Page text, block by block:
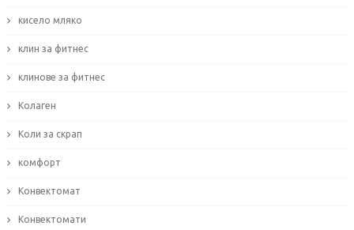
кисело мляко
клин за фитнес
клинове за фитнес
Колаген
Коли за скрап
комфорт
Конвектомат
Конвектомати